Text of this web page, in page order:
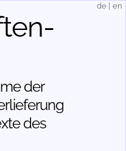
der
des
de en